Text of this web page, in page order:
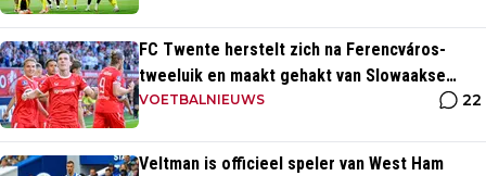
FC Twente herstelt zich na Ferencváros-
tweeluik en maakt gehakt van Slowaakse
opponent
VOETBALNIEUWS 22
Veltman is officieel speler van West Ham